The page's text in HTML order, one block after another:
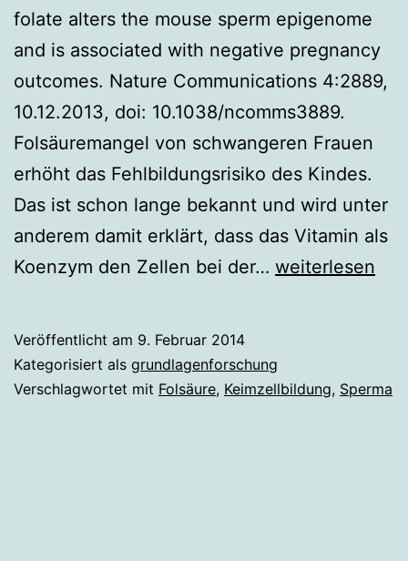
folate alters the mouse sperm epigenome
and is associated with negative pregnancy
outcomes. Nature Communications 4:2889,
10.12.2013, doi: 10.1038/ncomms3889.
Folsäuremangel von schwangeren Frauen
erhöht das Fehlbildungsrisiko des Kindes.
Das ist schon lange bekannt und wird unter
anderem damit erklärt, dass das Vitamin als
Koenzym den Zellen bei der… Auch
Folsäure
weiterlesen
Veröffentlicht am 9. Februar 2014
Kategorisiert als grundlagenforschung
Verschlagwortet mit Folsäure, Keimzellbildung, Sperma